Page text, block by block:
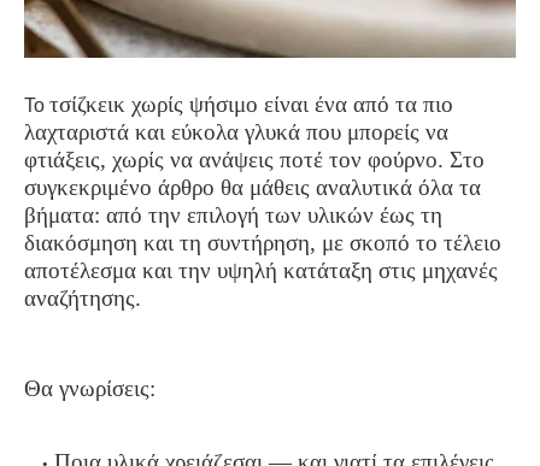
Το τσίζκεικ χωρίς ψήσιμο είναι ένα από τα πιο
λαχταριστά και εύκολα γλυκά που μπορείς να
φτιάξεις, χωρίς να ανάψεις ποτέ τον φούρνο. Στο
συγκεκριμένο άρθρο θα μάθεις αναλυτικά όλα τα
βήματα: από την επιλογή των υλικών έως τη
διακόσμηση και τη συντήρηση, με σκοπό το τέλειο
αποτέλεσμα και την υψηλή κατάταξη στις μηχανές
αναζήτησης.
Θα γνωρίσεις: